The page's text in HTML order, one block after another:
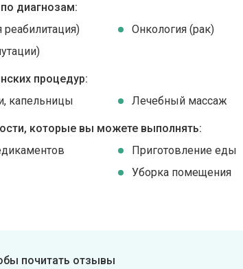
диагнозам:
реабилитация)
Онкология (рак)
процедур:
капельницы
Лечебный массаж
которые вы можете выполнять:
Приготовление еды
Уборка помещения
почитать отзывы